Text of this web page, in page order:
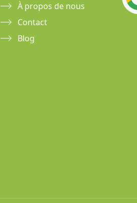
À propos de nous
Contact
Blog